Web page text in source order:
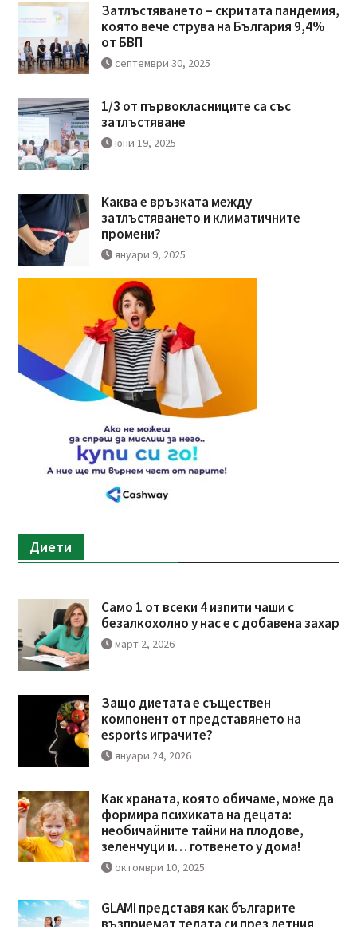
Затлъстяването – скритата пандемия,
която вече струва на България 9,4%
от БВП
септември 30, 2025
1/3 от първокласниците са със
затлъстяване
юни 19, 2025
Каква е връзката между
затлъстяването и климатичните
промени?
януари 9, 2025
Диети
Само 1 от всеки 4 изпити чаши с
безалкохолно у нас е с добавена захар
март 2, 2026
Защо диетата е съществен
компонент от представянето на
esports играчите?
януари 24, 2026
Как храната, която обичаме, може да
формира психиката на децата:
необичайните тайни на плодове,
зеленчуци и… готвенето у дома!
октомври 10, 2025
GLAMI представя как българите
възприемат телата си през летния